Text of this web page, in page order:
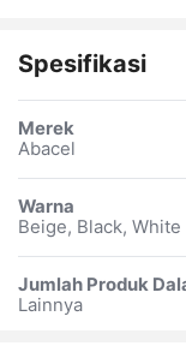
Spesifikasi
Merek
Abacel
Warna
Beige, Black, White
Jumlah Produk
Lainnya